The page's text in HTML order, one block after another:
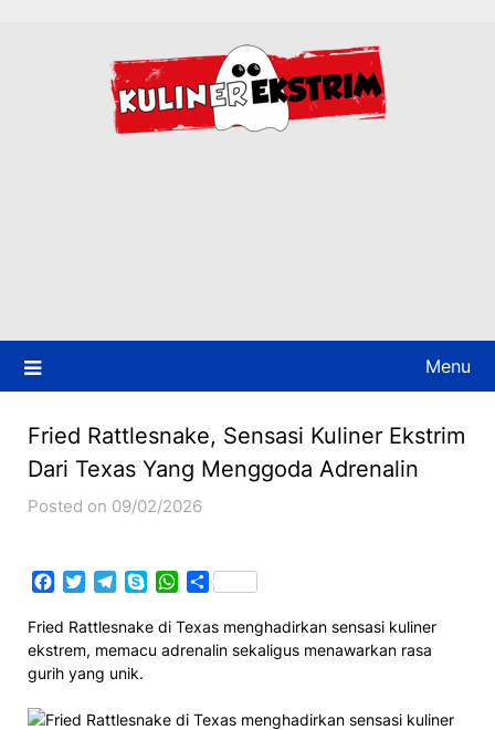
Menu
Fried Rattlesnake, Sensasi Kuliner Ekstrim
Dari Texas Yang Menggoda Adrenalin
Posted on 09/02/2026
Facebook
TwitterTelegram
SkypeWhatsApp
Share
Fried Rattlesnake di Texas menghadirkan sensasi kuliner
ekstrem, memacu adrenalin sekaligus menawarkan rasa
gurih yang unik.